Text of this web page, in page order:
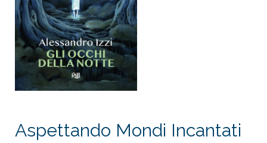
Aspettando Mondi Incantati